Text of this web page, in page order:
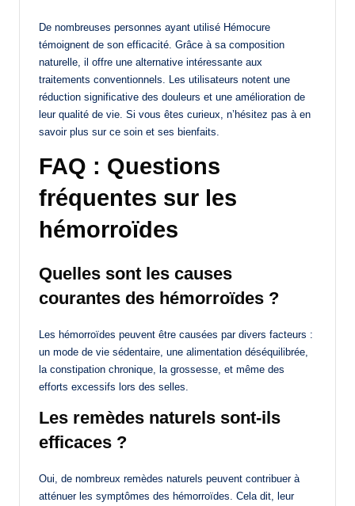
De nombreuses personnes ayant utilisé Hémocure
témoignent de son efficacité. Grâce à sa composition
naturelle, il offre une alternative intéressante aux
traitements conventionnels. Les utilisateurs notent une
réduction significative des douleurs et une amélioration de
leur qualité de vie. Si vous êtes curieux, n’hésitez pas à en
savoir plus sur ce soin et ses bienfaits.
FAQ : Questions
fréquentes sur les
hémorroïdes
Quelles sont les causes
courantes des hémorroïdes ?
Les hémorroïdes peuvent être causées par divers facteurs :
un mode de vie sédentaire, une alimentation déséquilibrée,
la constipation chronique, la grossesse, et même des
efforts excessifs lors des selles.
Les remèdes naturels sont-ils
efficaces ?
Oui, de nombreux remèdes naturels peuvent contribuer à
atténuer les symptômes des hémorroïdes. Cela dit, leur